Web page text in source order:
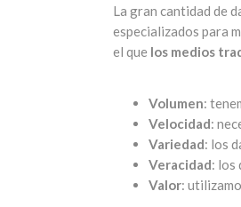
La gran cantidad de
especializados para
el que los medios
Volumen:
Velocidad:
Variedad: los
Veracidad: los
Valor: